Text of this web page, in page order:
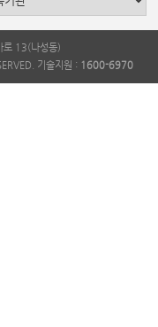
로 13(나성동)
기술지원 : 1600-6970